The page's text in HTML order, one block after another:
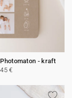
Photomaton - kraft
€